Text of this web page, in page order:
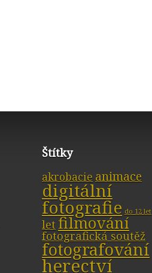
Štítky
akrobacie animace
digitální
fotografie do 12 let
let filmování
fotografická soutěž
fotografování
herectví